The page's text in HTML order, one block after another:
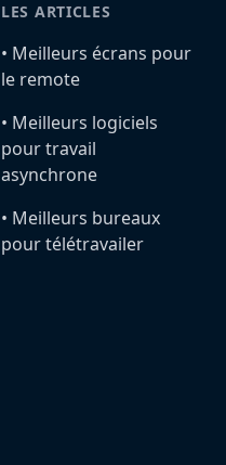
LES ARTICLES
•️ Meilleurs écrans pour
le remote
•️ Meilleurs logiciels
pour travail
asynchrone
•️ Meilleurs bureaux
pour télétravailer